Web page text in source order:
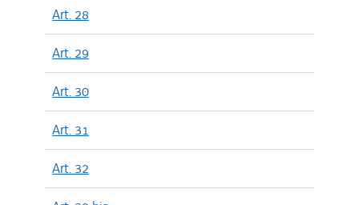
Art. 28
Art. 29
Art. 30
Art. 31
Art. 32